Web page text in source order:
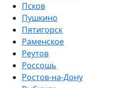
Псков
Пушкино
Пятигорск
Раменское
Реутов
Россошь
Ростов-на-Дону